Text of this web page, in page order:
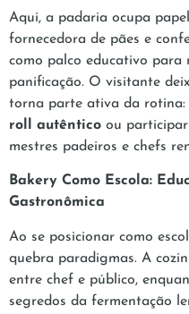
Aqui, a padaria ocupa
fornecedora de pães e
como palco educativo para
panificação. O visitante
torna parte ativa da rotina:
roll autêntico ou
mestres padeiros e chefs
Bakery Como Escola:
Gastronômica
Ao se posicionar como
quebra paradigmas. A
entre chef e público,
segredos da fermentação